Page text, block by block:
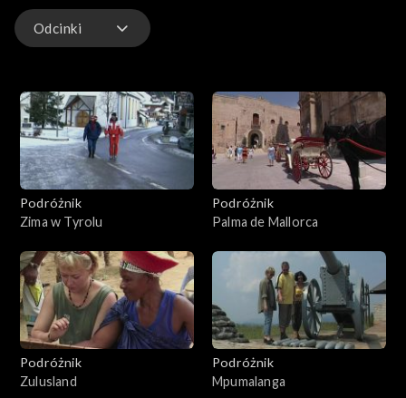
Odcinki
Podróżnik
Zima w Tyrolu
Podróżnik
Palma de Mallorca
Podróżnik
Zulusland
Podróżnik
Mpumalanga